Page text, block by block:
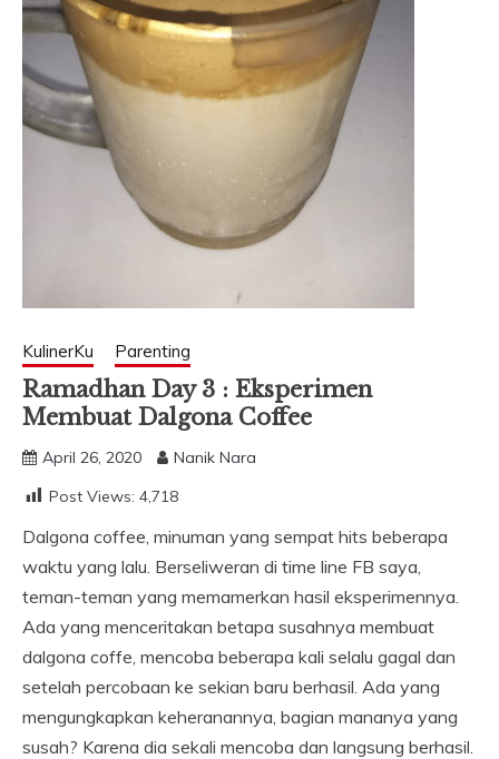
KulinerKu Parenting
Ramadhan Day 3 : Eksperimen
Membuat Dalgona Coffee
April 26, 2020
Nanik Nara
Post Views: 4,718
Dalgona coffee, minuman yang sempat hits beberapa
waktu yang lalu. Berseliweran di time line FB saya,
teman-teman yang memamerkan hasil eksperimennya.
Ada yang menceritakan betapa susahnya membuat
dalgona coffe, mencoba beberapa kali selalu gagal dan
setelah percobaan ke sekian baru berhasil. Ada yang
mengungkapkan keheranannya, bagian mananya yang
susah? Karena dia sekali mencoba dan langsung berhasil.